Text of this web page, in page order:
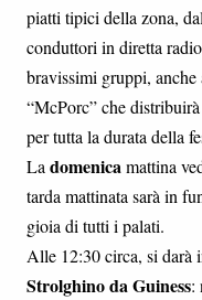
piatti tipici della zona,
conduttori in diretta
bravissimi gruppi,
“McPorc” che
per tutta la durata della
La domenicamattina
tarda mattinata sarà in
gioia di tutti i palati.
Alle 12:30 circa, si darà
Strolghino da Guiness: